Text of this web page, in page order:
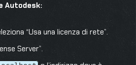
Autodesk:
“Usa una licenza di rete”.
Server”.